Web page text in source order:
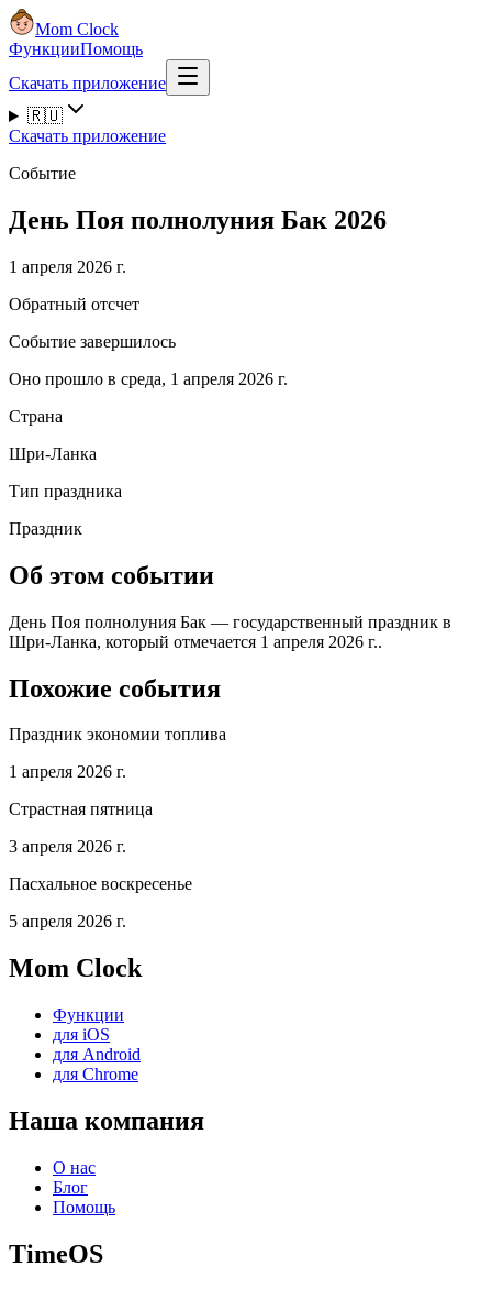
Mom Clock
ФункцииПомощь
Скачать приложение
🇷🇺
Скачать приложение
Событие
День Поя полнолуния Бак 2026
1 апреля 2026 г.
Обратный отсчет
Событие завершилось
Оно прошло в среда, 1 апреля 2026 г.
Страна
Шри-Ланка
Тип праздника
Праздник
Об этом событии
День Поя полнолуния Бак — государственный праздник в
Шри-Ланка, который отмечается 1 апреля 2026 г..
Похожие события
Праздник экономии топлива
1 апреля 2026 г.
Страстная пятница
3 апреля 2026 г.
Пасхальное воскресенье
5 апреля 2026 г.
Mom Clock
Функции
для iOS
для Android
для Chrome
Наша компания
О нас
Блог
Помощь
TimeOS